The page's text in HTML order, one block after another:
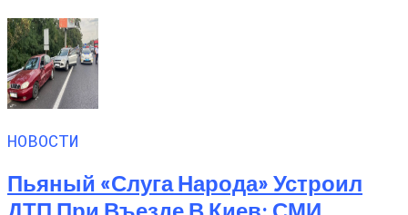
НОВОСТИ
Пьяный «слуга Народа» Устроил